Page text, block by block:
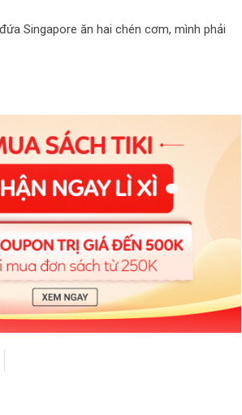
Singapore ăn hai chén cơm, mình phải